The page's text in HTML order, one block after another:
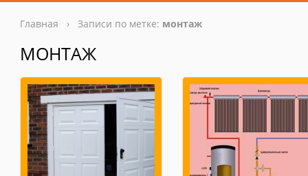
Главная › Записи по метке: монтаж
МОНТАЖ